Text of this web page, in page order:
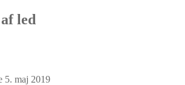
led
5. maj 2019